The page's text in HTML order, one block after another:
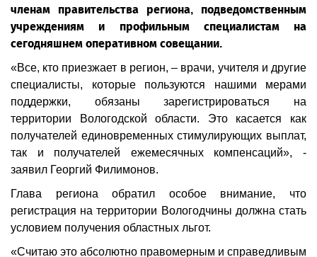
членам правительства региона, подведомственным
учреждениям и профильным специалистам на
сегодняшнем оперативном совещании.
«Все, кто приезжает в регион, – врачи, учителя и другие
специалисты, которые пользуются нашими мерами
поддержки, обязаны зарегистрироваться на
территории Вологодской области. Это касается как
получателей единовременных стимулирующих выплат,
так и получателей ежемесячных компенсаций», -
заявил Георгий Филимонов.
Глава региона обратил особое внимание, что
регистрация на территории Вологодчины должна стать
условием получения областных льгот.
«Считаю это абсолютно правомерным и справедливым